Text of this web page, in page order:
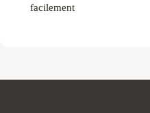
facilement